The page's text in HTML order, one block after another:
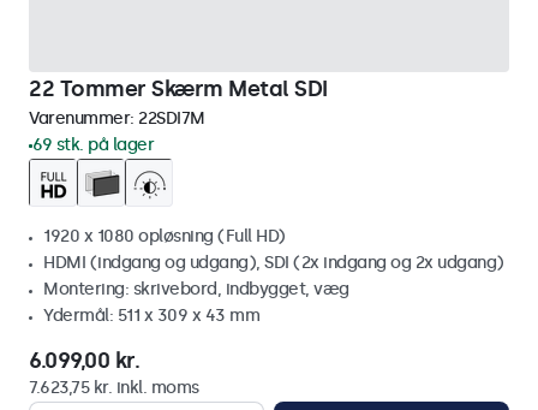
22 Tommer Skærm Metal SDI
Varenummer: 22SDI7M
69 stk. på lager
1920 x 1080 opløsning (Full HD)
HDMI (indgang og udgang), SDI (2x indgang og 2x udgang)
Montering: skrivebord, indbygget, væg
Ydermål: 511 x 309 x 43 mm
6.099,00 kr.
7.623,75 kr. inkl. moms